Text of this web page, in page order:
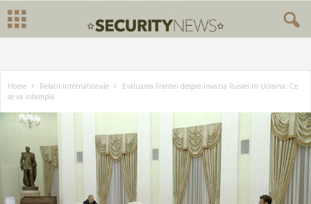
Home Relatii internationale
Evaluarea Frantei despre invazia Rusiei in Ucraina. Ce
se va intampla